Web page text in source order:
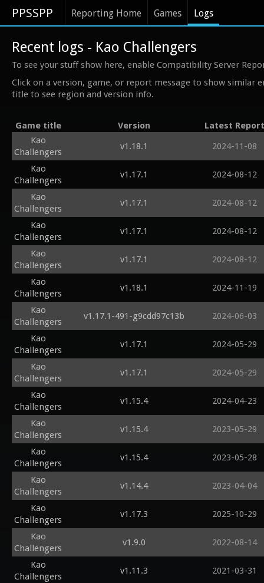
PPSSPP Reporting Home Games Logs
Recent logs - Kao Challengers
To see your stuff show here, enable Compatibility Server
Click on a version, game, or report message to show similar
title to see region and version info.
Game title Version
Latest Report
Kao
Challengers
v1.18.1 2024-11-08
Kao
Challengers
v1.17.1 2024-08-12
Kao
Challengers
v1.17.1 2024-08-12
Kao
Challengers
v1.17.1 2024-08-12
Kao
Challengers
v1.17.1 2024-08-12
Kao
Challengers
v1.18.1 2024-11-19
Kao
Challengers
v1.17.1-491-g9cdd97c13b 2024-06-03
Kao
Challengers
v1.17.1 2024-05-29
Kao
Challengers
v1.17.1 2024-05-29
Kao
Challengers
v1.15.4 2024-04-23
Kao
Challengers
v1.15.4 2023-05-29
Kao
Challengers
v1.15.4 2023-05-28
Kao
Challengers
v1.14.4 2023-04-04
Kao
Challengers
v1.17.3 2025-10-29
Kao
Challengers
v1.9.0 2022-08-14
Kao
Challengers
v1.11.3 2021-03-31